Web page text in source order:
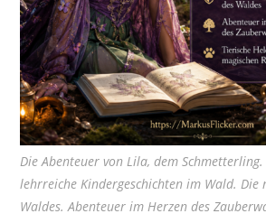
Die Abenteuer von Lila, dem
lehrreiche Kindergeschichten im Wald. Die
Waldes. Abenteuer im Herzen des